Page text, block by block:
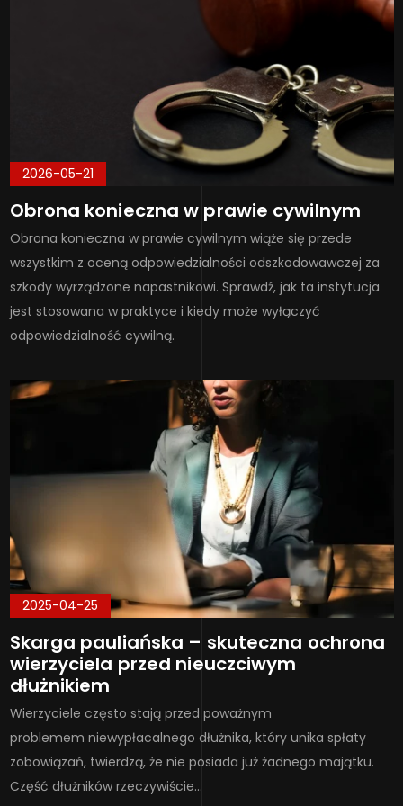
2026-05-21
Obrona konieczna w prawie cywilnym
Obrona konieczna w prawie cywilnym wiąże się przede
wszystkim z oceną odpowiedzialności odszkodowawczej za
szkody wyrządzone napastnikowi. Sprawdź, jak ta instytucja
jest stosowana w praktyce i kiedy może wyłączyć
odpowiedzialność cywilną.
2025-04-25
Skarga pauliańska – skuteczna ochrona
wierzyciela przed nieuczciwym
dłużnikiem
Wierzyciele często stają przed poważnym
problemem niewypłacalnego dłużnika, który unika spłaty
zobowiązań, twierdzą, że nie posiada już żadnego majątku.
Część dłużników rzeczywiście…